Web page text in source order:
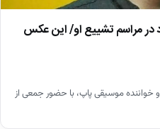
در مراسم تشییع او/ این عکس
خواننده موسیقی پاپ، با حضور جمعی از